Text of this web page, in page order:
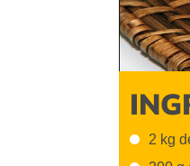
2 kg